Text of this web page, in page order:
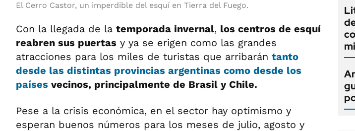
El Cerro Castor, un imperdible del esquí en Tierra del Fuego.
Con la llegada de la temporada invernal, los centros de esquí
reabren sus puertas y ya se erigen como las grandes
atracciones para los miles de turistas que arribarán tanto
desde las distintas provincias argentinas como desde los
países vecinos, principalmente de Brasil y Chile.
Pese a la crisis económica, en el sector hay optimismo y
esperan buenos números para los meses de julio, agosto y